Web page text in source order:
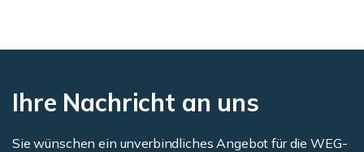
Ihre Nachricht an uns
Sie wünschen ein unverbindliches Angebot für die WEG-